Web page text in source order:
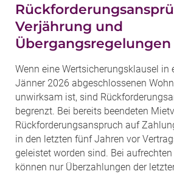
Verjährung und
Übergangsregelungen
Wenn eine Wertsicherungsklausel in
Jänner 2026 abgeschlossenen
unwirksam ist, sind
begrenzt. Bei bereits beendeten
Rückforderungsanspruch auf
in den letzten fünf Jahren vor
geleistet worden sind. Bei
können nur Überzahlungen der